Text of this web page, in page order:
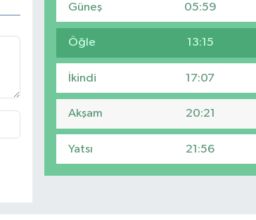
Güneş 05:59
Öğle 13:15
İkindi 17:07
Akşam 20:21
Yatsı 21:56